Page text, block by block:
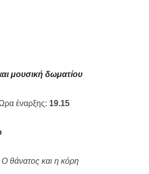
μουσική δωματίου
έναρξης: 19.15
Ο θάνατος και η κόρη